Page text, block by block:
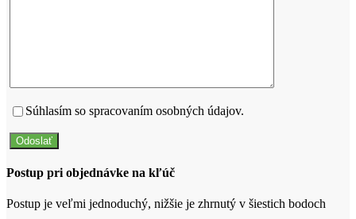
Súhlasím so spracovaním osobných údajov.
Postup pri objednávke na kľúč
Postup je veľmi jednoduchý, nižšie je zhrnutý v šiestich bodoch